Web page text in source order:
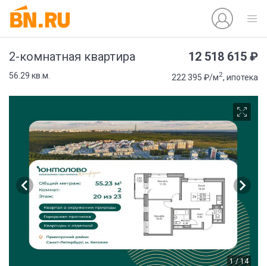
2-комнатная квартира 12 518 615 ₽
56.29 кв.м. 222 395 ₽/м2, ипотека
1 / 14